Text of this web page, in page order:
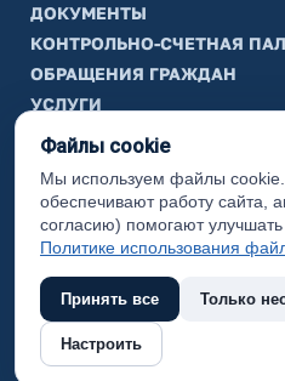
ДОКУМЕНТЫ
КОНТРОЛЬНО-СЧЕТНАЯ
ОБРАЩЕНИЯ ГРАЖДАН
УСЛУГИ
ТИК
ИНФОРМАЦИЯ
Законодательная карта
Карта сайта
(с) 2017 Ханты-Мансийский
администрации
Файлы cookie
Мы используем файлы
обеспечивают работу сайта,
согласию) помогают
Политике использования
Принять все Только
Настроить